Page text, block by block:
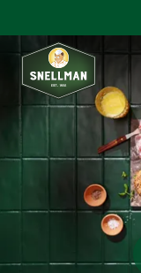
I det här
Snellmans
fräsch sallad av
färska
smakrik
som